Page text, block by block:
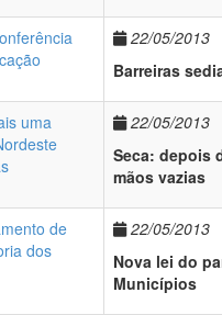
22/05/2013
Barreiras
22/05/2013
Seca: depois
mãos vazias
22/05/2013
Nova lei do
Municípios